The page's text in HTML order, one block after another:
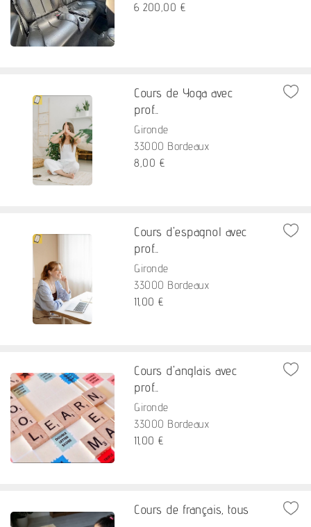
6 200,00 €
Cours de Yoga avec
prof...
Gironde
33000 Bordeaux
8,00 €
Cours d'espagnol avec
prof...
Gironde
33000 Bordeaux
11,00 €
Cours d'anglais avec
prof...
Gironde
33000 Bordeaux
11,00 €
Cours de français, tous